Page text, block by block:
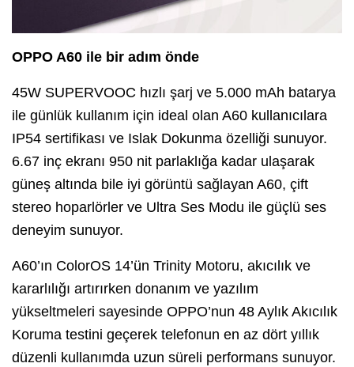
OPPO A60 ile bir adım önde
45W SUPERVOOC hızlı şarj ve 5.000 mAh batarya
ile günlük kullanım için ideal olan A60 kullanıcılara
IP54 sertifikası ve Islak Dokunma özelliği sunuyor.
6.67 inç ekranı 950 nit parlaklığa kadar ulaşarak
güneş altında bile iyi görüntü sağlayan A60, çift
stereo hoparlörler ve Ultra Ses Modu ile güçlü ses
deneyim sunuyor.
A60’ın ColorOS 14’ün Trinity Motoru, akıcılık ve
kararlılığı artırırken donanım ve yazılım
yükseltmeleri sayesinde OPPO’nun 48 Aylık Akıcılık
Koruma testini geçerek telefonun en az dört yıllık
düzenli kullanımda uzun süreli performans sunuyor.